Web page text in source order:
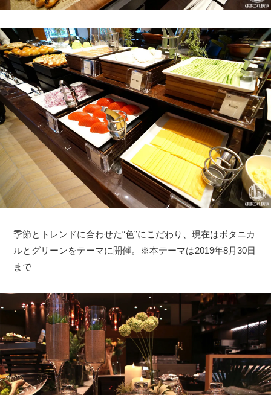
季節とトレンドに合わせた“色”にこだわり、現在はボタニカ
ルとグリーンをテーマに開催。※本テーマは2019年8月30日
まで